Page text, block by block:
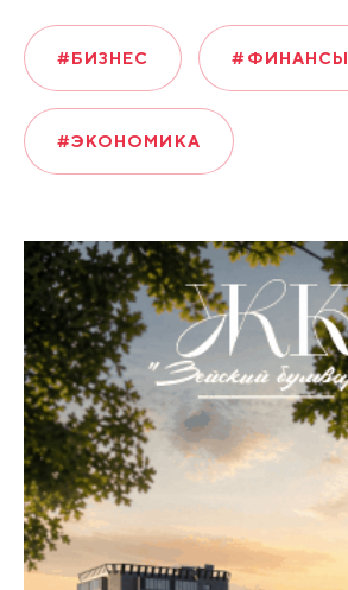
#БИЗНЕС #ФИНАНСЫ
#ЭКОНОМИКА